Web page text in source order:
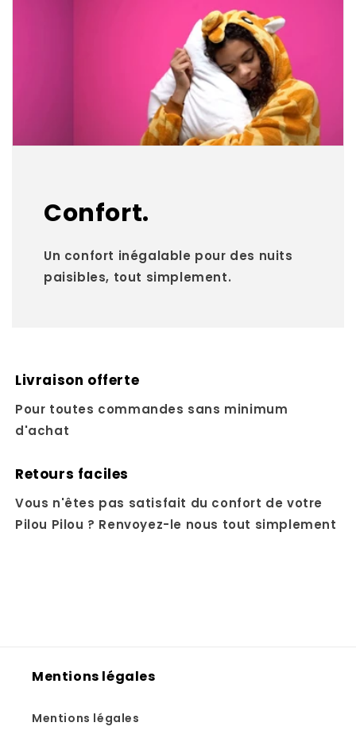
Confort.
Un confort inégalable pour des nuits
paisibles, tout simplement.
Livraison offerte
Pour toutes commandes sans minimum
d'achat
Retours faciles
Vous n'êtes pas satisfait du confort de votre
Pilou Pilou ? Renvoyez-le nous tout simplement
Mentions légales
Mentions légales